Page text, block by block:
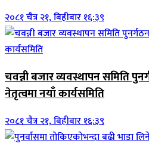
२०८१ चैत्र २१, बिहीबार १६:३९
चवन्नी बजार व्यवस्थापन समिति
नेतृत्वमा नयाँ कार्यसमिति
२०८१ चैत्र २१, बिहीबार १६:३९